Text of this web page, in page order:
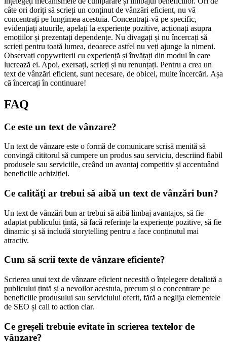
câte ori doriți să scrieți un conținut de vânzări eficient, nu vă
concentrați pe lungimea acestuia. Concentrați-vă pe specific,
evidențiați atuurile, apelați la experiențe pozitive, acționați asupra
emoțiilor și prezentați dependențe. Nu divagați și nu încercați să
scrieți pentru toată lumea, deoarece astfel nu veți ajunge la nimeni.
Observați copywriterii cu experiență și învățați din modul în care
lucrează ei. Apoi, exersați, scrieți și nu renunțați. Pentru a crea un
text de vânzări eficient, sunt necesare, de obicei, multe încercări. Așa
că încercați în continuare!
FAQ
Ce este un text de vânzare?
Un text de vânzare este o formă de comunicare scrisă menită să
convingă cititorul să cumpere un produs sau serviciu, descriind fiabil
produsele sau serviciile, creând un avantaj competitiv și accentuând
beneficiile achiziției.
Ce calități ar trebui să aibă un text de vânzări bun?
Un text de vânzări bun ar trebui să aibă limbaj avantajos, să fie
adaptat publicului țintă, să facă referințe la experiențe pozitive, să fie
dinamic și să includă storytelling pentru a face conținutul mai
atractiv.
Cum să scrii texte de vânzare eficiente?
Scrierea unui text de vânzare eficient necesită o înțelegere detaliată a
publicului țintă și a nevoilor acestuia, precum și o concentrare pe
beneficiile produsului sau serviciului oferit, fără a neglija elementele
de SEO și call to action clar.
Ce greșeli trebuie evitate în scrierea textelor de
vânzare?